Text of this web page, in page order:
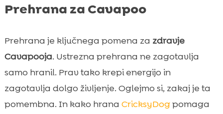
Prehrana za Cavapoo
Prehrana je ključnega pomena za zdravje
Cavapooja. Ustrezna prehrana ne zagotavlja
samo hranil. Prav tako krepi energijo in
zagotavlja dolgo življenje. Oglejmo si, zakaj je ta
pomembna. In kako hrana CricksyDogpomaga